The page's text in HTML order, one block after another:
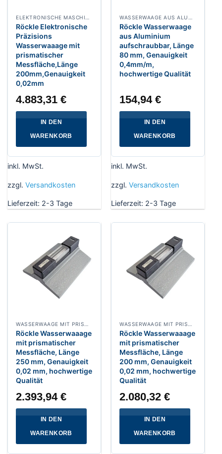
ELEKTRONISCHE MASCHINEN WASSERWAAGE RAHMEN UND HORIZONTALWASSERWAAGEN
Röckle Elektronische
Präzisions
Wasserwaaage mit
prismatischer
Messfläche,Länge
200mm,Genauigkeit
0,02mm
4.883,31€
IN DEN
WARENKORB
inkl. MwSt.
zzgl. Versandkosten
Lieferzeit: 2-3 Tage
WASSERWAAGE AUS ALUMINIUM AUFSCHRAUBBAR
Röckle Wasserwaage
aus Aluminium
aufschraubbar, Länge
80 mm, Genauigkeit
0,4mm/m,
hochwertige Qualität
154,94€
IN DEN
WARENKORB
inkl. MwSt.
zzgl. Versandkosten
Lieferzeit: 2-3 Tage
Röckle Wasserwaaage
mit prismatischer
Messfläche, Länge
250 mm, Genauigkeit
0,02 mm, hochwertige
Qualität
2.393,94€
IN DEN
WARENKORB
Röckle Wasserwaaage
mit prismatischer
Messfläche, Länge
200 mm, Genauigkeit
0,02 mm, hochwertige
Qualität
2.080,32€
IN DEN
WARENKORB